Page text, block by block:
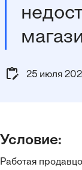
25 июля
Условие:
Работая